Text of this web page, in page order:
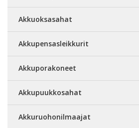
Akkuoksasahat
Akkupensasleikkurit
Akkuporakoneet
Akkupuukkosahat
Akkuruohonilmaajat